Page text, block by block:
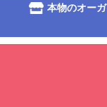
本物のオー